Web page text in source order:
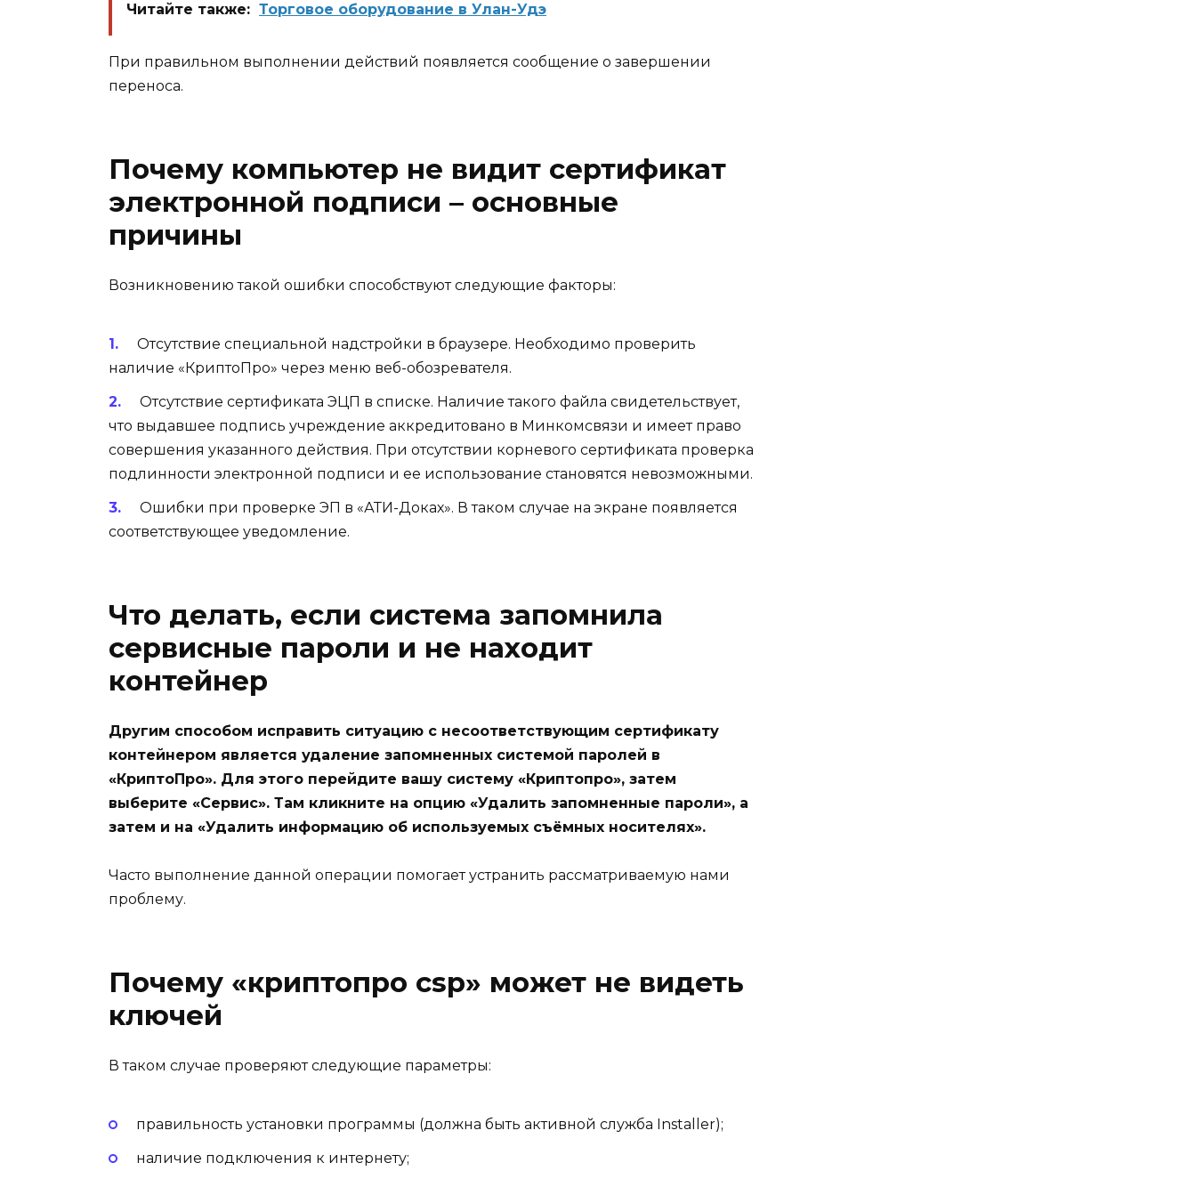
Читайте также: Торговое оборудование в Улан-Удэ
При правильном выполнении действий появляется сообщение о завершении
переноса.
Почему компьютер не видит сертификат
электронной подписи – основные
причины
Возникновению такой ошибки способствуют следующие факторы:
Отсутствие специальной надстройки в браузере. Необходимо проверить
наличие «КриптоПро» через меню веб-обозревателя.
Отсутствие сертификата ЭЦП в списке. Наличие такого файла свидетельствует,
что выдавшее подпись учреждение аккредитовано в Минкомсвязи и имеет право
совершения указанного действия. При отсутствии корневого сертификата проверка
подлинности электронной подписи и ее использование становятся невозможными.
Ошибки при проверке ЭП в «АТИ-Доках». В таком случае на экране появляется
соответствующее уведомление.
Что делать, если система запомнила
сервисные пароли и не находит
контейнер
Другим способом исправить ситуацию с несоответствующим сертификату
контейнером является удаление запомненных системой паролей в
«КриптоПро». Для этого перейдите вашу систему «Криптопро», затем
выберите «Сервис». Там кликните на опцию «Удалить запомненные пароли», а
затем и на «Удалить информацию об используемых съёмных носителях».
Часто выполнение данной операции помогает устранить рассматриваемую нами
проблему.
Почему «криптопро csp» может не видеть
ключей
В таком случае проверяют следующие параметры:
правильность установки программы (должна быть активной служба Installer);
наличие подключения к интернету;